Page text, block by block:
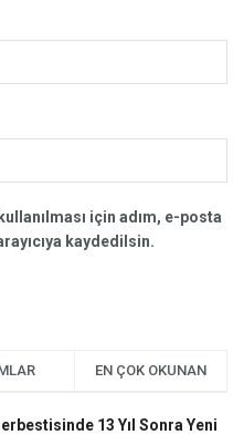
için adım, e-posta
kaydedilsin.
EN ÇOK OKUNAN
13 Yıl Sonra Yeni